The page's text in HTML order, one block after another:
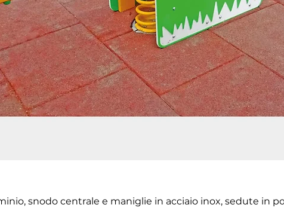
snodo centrale e maniglie in acciaio inox, sedute in